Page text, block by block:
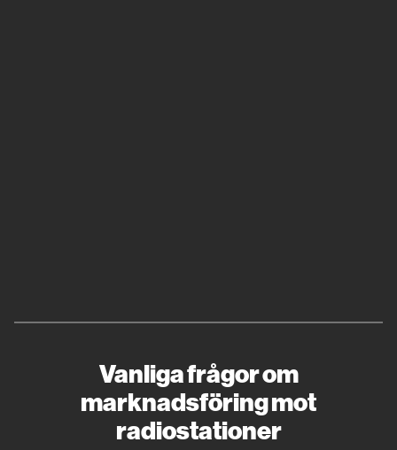
Vanliga frågor om
marknadsföring mot
radiostationer